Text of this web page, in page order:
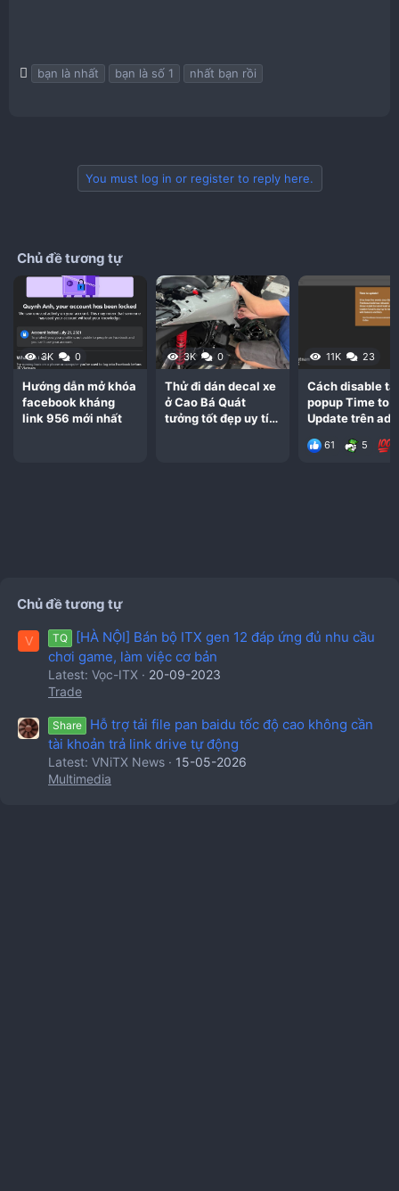
Tbạn là nhất bạn là số 1 nhất bạn rồi
You must log in or register to reply here.
Chủ đề tương tự
3K 0
Hướng dẫn mở khóa
facebook kháng
link 956 mới nhất
3K 0
Thử đi dán decal xe
ở Cao Bá Quát
tưởng tốt đẹp uy tín
11K 23
Cách disable
popup Time to
Update trên
giản nhất
61 5
Chủ đề tương tự
V TQ
[HÀ NỘI] Bán bộ ITX gen 12 đáp ứng đủ nhu cầu
chơi game, làm việc cơ bản
Latest: Vọc-ITX
20-09-2023
Trade
Share
Hỗ trợ tải file pan baidu tốc độ cao không cần
tài khoản trả link drive tự động
Latest: VNiTX News
15-05-2026
Multimedia